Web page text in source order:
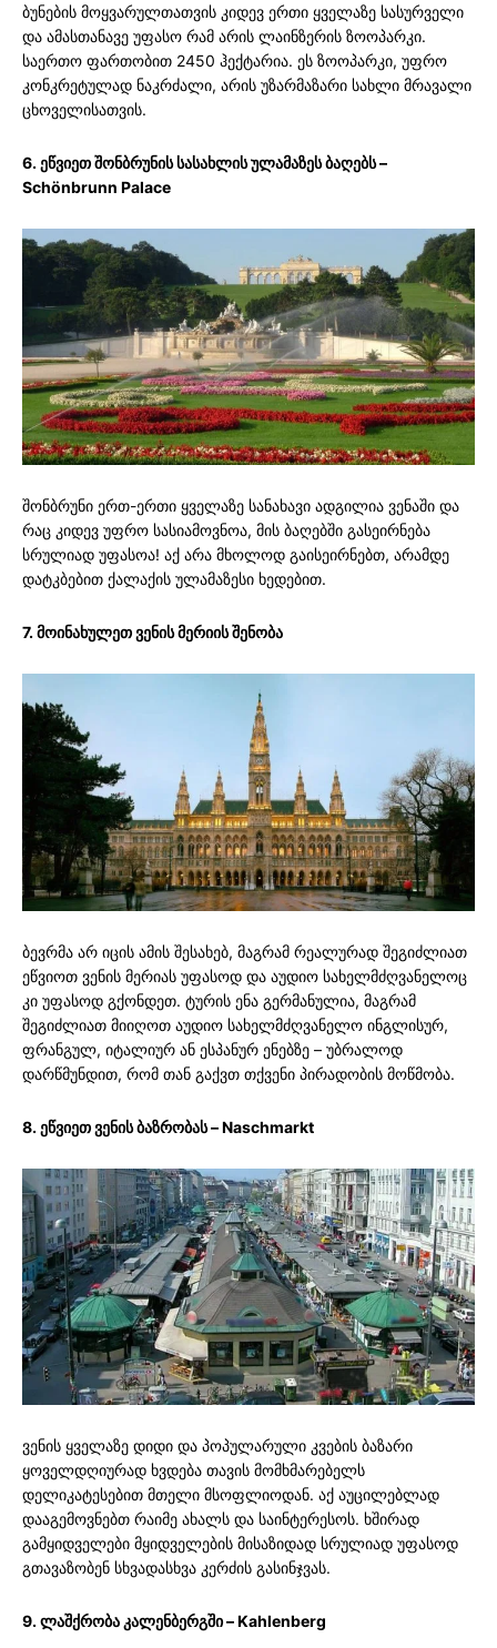
ბუნების მოყვარულთათვის კიდევ ერთი ყველაზე სასურველი
და ამასთანავე უფასო რამ არის ლაინზერის ზოოპარკი.
საერთო ფართობით 2450 ჰექტარია. ეს ზოოპარკი, უფრო
კონკრეტულად ნაკრძალი, არის უზარმაზარი სახლი მრავალი
ცხოველისათვის.
6. ეწვიეთ შონბრუნის სასახლის ულამაზეს ბაღებს –
Schönbrunn Palace
შონბრუნი ერთ-ერთი ყველაზე სანახავი ადგილია ვენაში და
რაც კიდევ უფრო სასიამოვნოა, მის ბაღებში გასეირნება
სრულიად უფასოა! აქ არა მხოლოდ გაისეირნებთ, არამდე
დატკბებით ქალაქის ულამაზესი ხედებით.
7. მოინახულეთ ვენის მერიის შენობა
ბევრმა არ იცის ამის შესახებ, მაგრამ რეალურად შეგიძლიათ
ეწვიოთ ვენის მერიას უფასოდ და აუდიო სახელმძღვანელოც
კი უფასოდ გქონდეთ. ტურის ენა გერმანულია, მაგრამ
შეგიძლიათ მიიღოთ აუდიო სახელმძღვანელო ინგლისურ,
ფრანგულ, იტალიურ ან ესპანურ ენებზე – უბრალოდ
დარწმუნდით, რომ თან გაქვთ თქვენი პირადობის მოწმობა.
8. ეწვიეთ ვენის ბაზრობას – Naschmarkt
ვენის ყველაზე დიდი და პოპულარული კვების ბაზარი
ყოველდღიურად ხვდება თავის მომხმარებელს
დელიკატესებით მთელი მსოფლიოდან. აქ აუცილებლად
დააგემოვნებთ რაიმე ახალს და საინტერესოს. ხშირად
გამყიდველები მყიდველების მისაზიდად სრულიად უფასოდ
გთავაზობენ სხვადასხვა კერძის გასინჯვას.
9. ლაშქრობა კალენბერგში – Kahlenberg